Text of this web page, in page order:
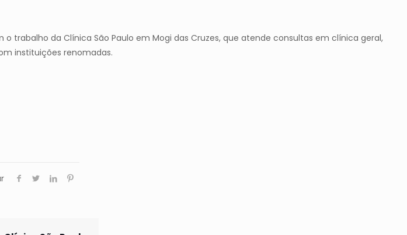
trabalho da Clínica São Paulo em Mogi das Cruzes, que atende consultas em clínica geral,
instituições renomadas.